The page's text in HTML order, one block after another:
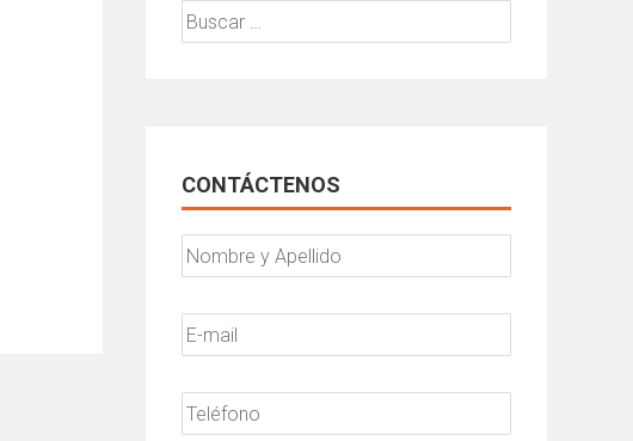
Buscar:
CONTÁCTENOS